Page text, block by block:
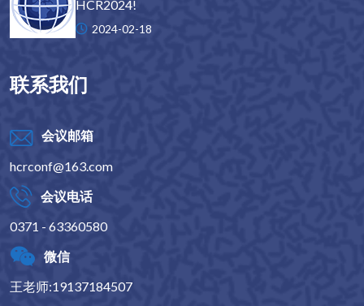
HCR2024!
2024-02-18
联系我们
会议邮箱
hcrconf@163.com
会议电话
0371 - 63360580
微信
王老师:19137184507